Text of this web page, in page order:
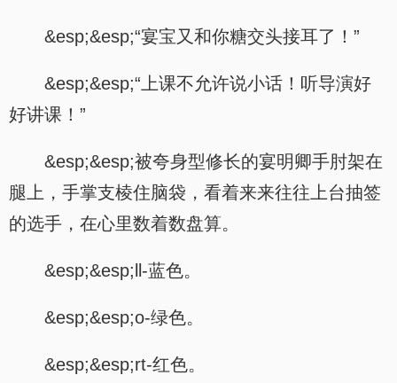
&esp;&esp;“宴宝又和你糖交头接耳了！”
&esp;&esp;“上课不允许说小话！听导演好
好讲课！”
&esp;&esp;被夸身型修长的宴明卿手肘架在
腿上，手掌支棱住脑袋，看着来来往往上台抽签
的选手，在心里数着数盘算。
&esp;&esp;ll-蓝色。
&esp;&esp;o-绿色。
&esp;&esp;rt-红色。